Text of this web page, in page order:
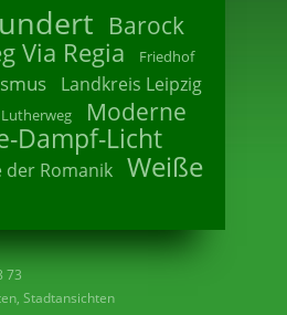
Barock
Via Regia Friedhof
Landkreis Leipzig
Lutherweg Moderne
Dampf-Licht
der Romanik Weiße
73
Stadtansichten